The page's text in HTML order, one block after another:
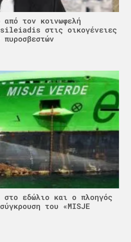
τον κοινωφελή
στις οικογένειες
εδώλιο και ο πλοηγός
του «MISJE